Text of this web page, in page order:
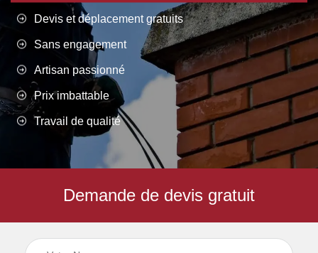
Devis et déplacement gratuits
Sans engagement
Artisan passionné
Prix imbattable
Travail de qualité
Demande de devis gratuit